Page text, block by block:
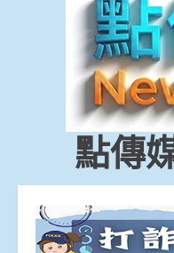
會
技
點傳